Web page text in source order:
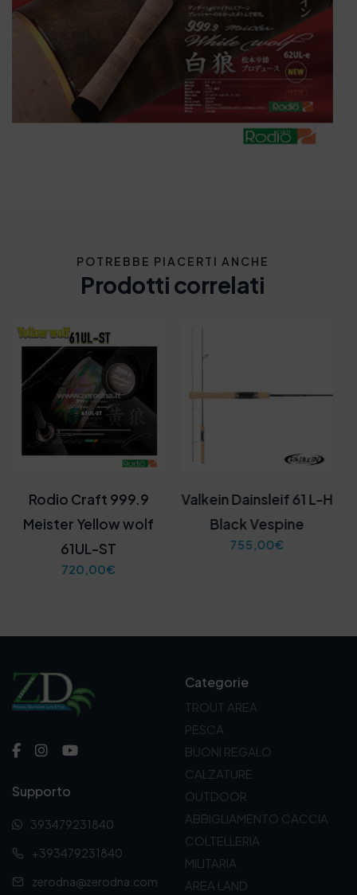
POTREBBE PIACERTI ANCHE
Prodotti correlati
Rodio Craft 999.9
Meister Yellow wolf
61UL-ST
720,00€
Valkein Dainsleif 61 L-H
Black Vespine
755,00€
Supporto
393479231840
+393479231840
zerodna@zerodna.com
Categorie
TROUT AREA
PESCA
BUONI REGALO
CALZATURE
OUTDOOR
ABBIGLIAMENTO CACCIA
COLTELLERIA
MILITARIA
AREA LAND